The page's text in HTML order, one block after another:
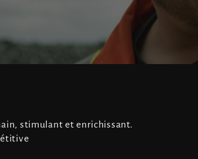
stimulant et enrichissant.